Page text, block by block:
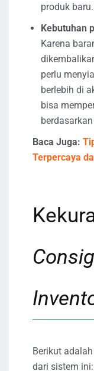
produk baru.
Kebutuhan
Karena
perlu
berlebih di
bisa
Baca Juga:
Terpercaya
Berikut
dari sistem ini: